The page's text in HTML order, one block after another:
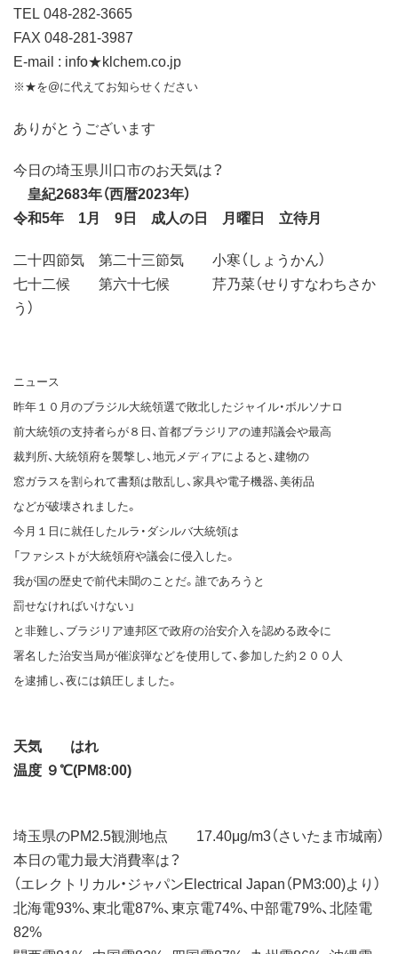
TEL 048-282-3665
FAX 048-281-3987
E-mail : info★klchem.co.jp
※★を@に代えてお知らせください
ありがとうございます
今日の埼玉県川口市のお天気は？
皇紀2683年（西暦2023年）
令和5年 1月 9日 成人の日 月曜日 立待月
二十四節気 第二十三節気 小寒（しょうかん）
七十二候 第六十七候 芹乃菜（せりすなわちさか
う）
ニュース
昨年１０月のブラジル大統領選で敗北したジャイル・ボルソナロ
前大統領の支持者らが８日、首都ブラジリアの連邦議会や最高
裁判所、大統領府を襲撃し、地元メディアによると、建物の
窓ガラスを割られて書類は散乱し、家具や電子機器、美術品
などが破壊されました。
今月１日に就任したルラ・ダシルバ大統領は
「ファシストが大統領府や議会に侵入した。
我が国の歴史で前代未聞のことだ。誰であろうと
罰せなければいけない」
と非難し、ブラジリア連邦区で政府の治安介入を認める政令に
署名した治安当局が催涙弾などを使用して、参加した約２００人
を逮捕し、夜には鎮圧しました。
天気 はれ
温度 ９℃(PM8:00)
埼玉県のPM2.5観測地点 17.40μg/m3（さいたま市城南）
本日の電力最大消費率は？
（エレクトリカル・ジャパンElectrical Japan（PM3:00)より）
北海電93%、東北電87%、東京電74%、中部電79%、北陸電
82%